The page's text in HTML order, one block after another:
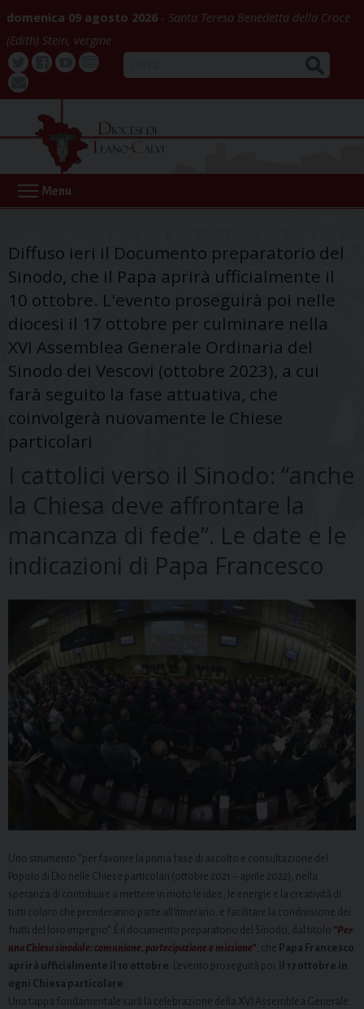
content
domenica 09 agosto 2026
Santa Teresa Benedetta della Croce
(Edith) Stein, vergine
Twitter
Buona
webmail
Menu
Diffuso ieri il Documento preparatorio del
Sinodo, che il Papa aprirà ufficialmente il
10 ottobre. L'evento proseguirà poi nelle
diocesi il 17 ottobre per culminare nella
XVI Assemblea Generale Ordinaria del
Sinodo dei Vescovi (ottobre 2023), a cui
farà seguito la fase attuativa, che
coinvolgerà nuovamente le Chiese
particolari
I cattolici verso il Sinodo: “anche
la Chiesa deve affrontare la
mancanza di fede”. Le date e le
indicazioni di Papa Francesco
Uno strumento “per favorire la prima fase di ascolto e consultazione del
Popolo di Dio nelle Chiese particolari (ottobre 2021 – aprile 2022), nella
speranza di contribuire a mettere in moto le idee, le energie e la creatività di
tutti coloro che prenderanno parte all’itinerario, e facilitare la condivisione dei
frutti del loro impegno”. È il documento preparatorio del Sinodo, dal titolo “Per
una Chiesa sinodale: comunione, partecipazione e missione” , che Papa Francesco
aprirà ufficialmente il 10 ottobre . L’evento proseguirà poi il 17 ottobre in
ogni Chiesa particolare
Una tappa fondamentale sarà la celebrazione della XVI Assemblea Generale